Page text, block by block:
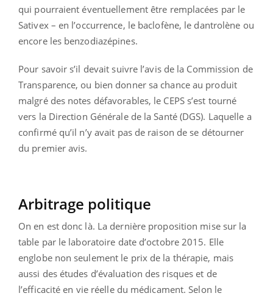
qui pourraient éventuellement être remplacées par le
Sativex – en l’occurrence, le baclofène, le dantrolène ou
encore les benzodiazépines.
Pour savoir s’il devait suivre l’avis de la Commission de
Transparence, ou bien donner sa chance au produit
malgré des notes défavorables, le CEPS s’est tourné
vers la Direction Générale de la Santé (DGS). Laquelle a
confirmé qu’il n’y avait pas de raison de se détourner
du premier avis.
Arbitrage politique
On en est donc là. La dernière proposition mise sur la
table par le laboratoire date d’octobre 2015. Elle
englobe non seulement le prix de la thérapie, mais
aussi des études d’évaluation des risques et de
l’efficacité en vie réelle du médicament. Selon le